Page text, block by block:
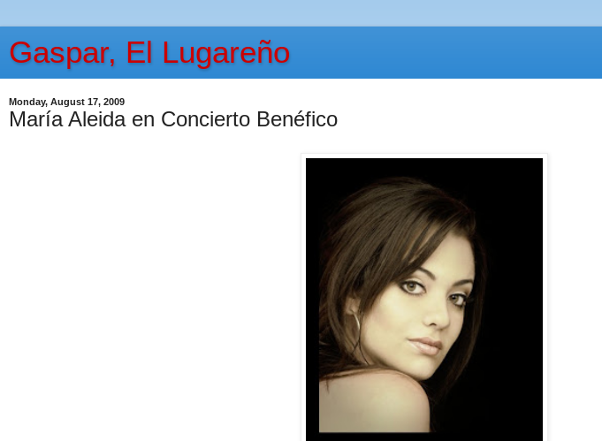
Gaspar, El Lugareño
Monday, August 17, 2009
María Aleida en Concierto Benéfico